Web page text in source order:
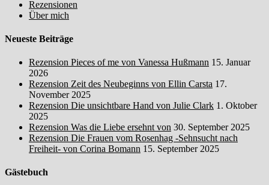
Rezensionen
Über mich
Neueste Beiträge
Rezension Pieces of me von Vanessa Hußmann 15. Januar
2026
Rezension Zeit des Neubeginns von Ellin Carsta 17.
November 2025
Rezension Die unsichtbare Hand von Julie Clark 1. Oktober
2025
Rezension Was die Liebe ersehnt von 30. September 2025
Rezension Die Frauen vom Rosenhag -Sehnsucht nach
Freiheit- von Corina Bomann 15. September 2025
Gästebuch